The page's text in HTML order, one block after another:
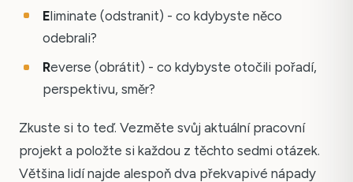
Eliminate (odstranit) - co kdybyste něco
odebrali?
Reverse (obrátit) - co kdybyste otočili pořadí,
perspektivu, směr?
Zkuste si to teď. Vezměte svůj aktuální pracovní
projekt a položte si každou z těchto sedmi otázek.
Většina lidí najde alespoň dva překvapivé nápady